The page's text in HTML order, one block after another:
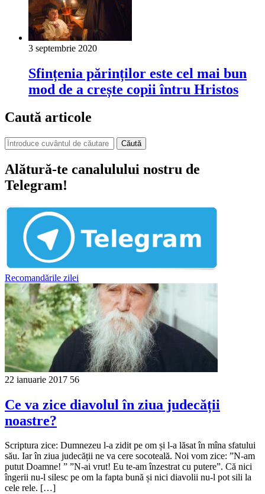
3 septembrie 2020
Sfințenia părinților este cel mai bun
mod de a crește copii întru Hristos
Caută articole
Căută
Alătură-te canalulului nostru de
Telegram!
Recomandările zilei
22 ianuarie 2017 56
Ce va zice diavolul în ziua judecății
noastre?
Scriptura zice: Dumnezeu l-a zidit pe om și l-a lăsat în mîna sfatului
său. Iar în ziua judecății ne va cere socoteală. Noi vom zice: ”N-am
putut Doamne! ” ”N-ai vrut! Eu te-am înzestrat cu putere”. Că nici
îngerii nu-l silesc pe om la fapta bună și nici diavolii nu-l pot sili la
cele rele. […]